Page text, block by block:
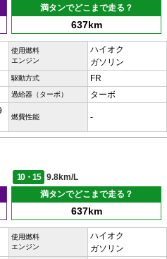
満タンでどこまで走る？
637km
使用燃料
エンジン
ハイオク
ガソリン
駆動方式 FR
過給器（ターボ） ターボ
燃費性能 -
10・15
9.8km/L
満タンでどこまで走る？
637km
使用燃料
エンジン
ハイオク
ガソリン